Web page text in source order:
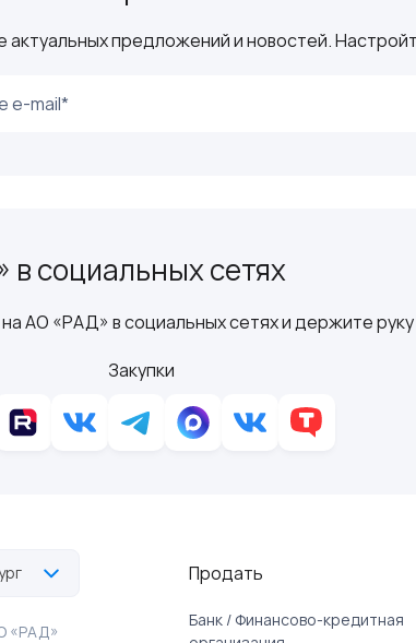
актуальных предложений и новостей.
в социальных сетях
АО «РАД» в социальных сетях и держите руку
Закупки
«РАД»
Продать
Банк / Финансово-кредитная